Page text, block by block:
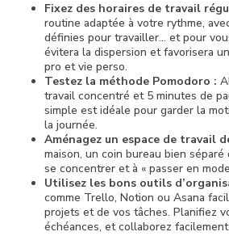
Fixez des horaires de travail
routine adaptée à votre rythme,
définies pour travailler… et pour
évitera la dispersion et favorisera
pro et vie perso.
Testez la méthode Pomodoro :
travail concentré et 5 minutes de
simple est idéale pour garder la
la journée.
Aménagez un espace de travail
maison, un coin bureau bien
se concentrer et à « passer en
Utilisez les bons outils
comme Trello, Notion ou Asana
projets et de vos tâches. Planifiez
échéances, et collaborez